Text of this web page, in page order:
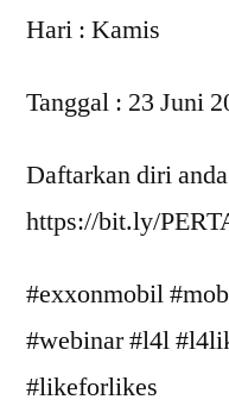
Hari : Kamis
Tanggal : 23 Juni
Daftarkan diri
https://bit.ly/
#exxonmobil
#webinar #l4l
#likeforlikes